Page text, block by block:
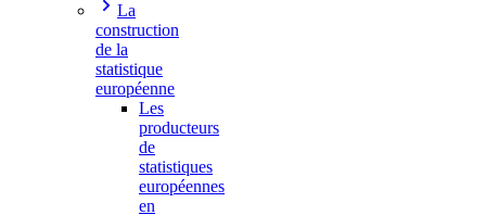
La
construction
de la
statistique
européenne
Les
producteurs
de
statistiques
européennes
en